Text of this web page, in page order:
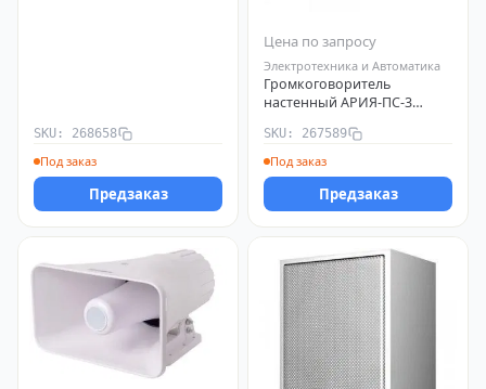
SKU: 268658
Под заказ
Предзаказ
Цена по запросу
Электротехника и Автоматика
Громкоговоритель
настенный АРИЯ-ПС-3
Автоматика 267589
SKU: 267589
Под заказ
Предзаказ